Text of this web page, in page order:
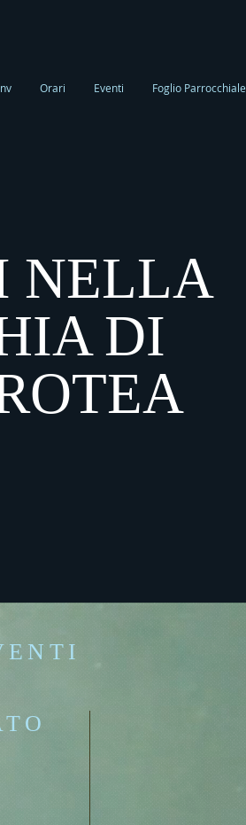
Orari Eventi Foglio Parrocchiale
NELLA
DI